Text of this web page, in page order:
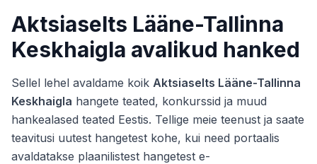
Aktsiaselts Lääne-Tallinna
Keskhaigla avalikud hanked
Sellel lehel avaldame koik Aktsiaselts Lääne-Tallinna
Keskhaigla hangete teated, konkurssid ja muud
hankealased teated Eestis. Tellige meie teenust ja saate
teavitusi uutest hangetest kohe, kui need portaalis
avaldatakse plaanilistest hangetest e-